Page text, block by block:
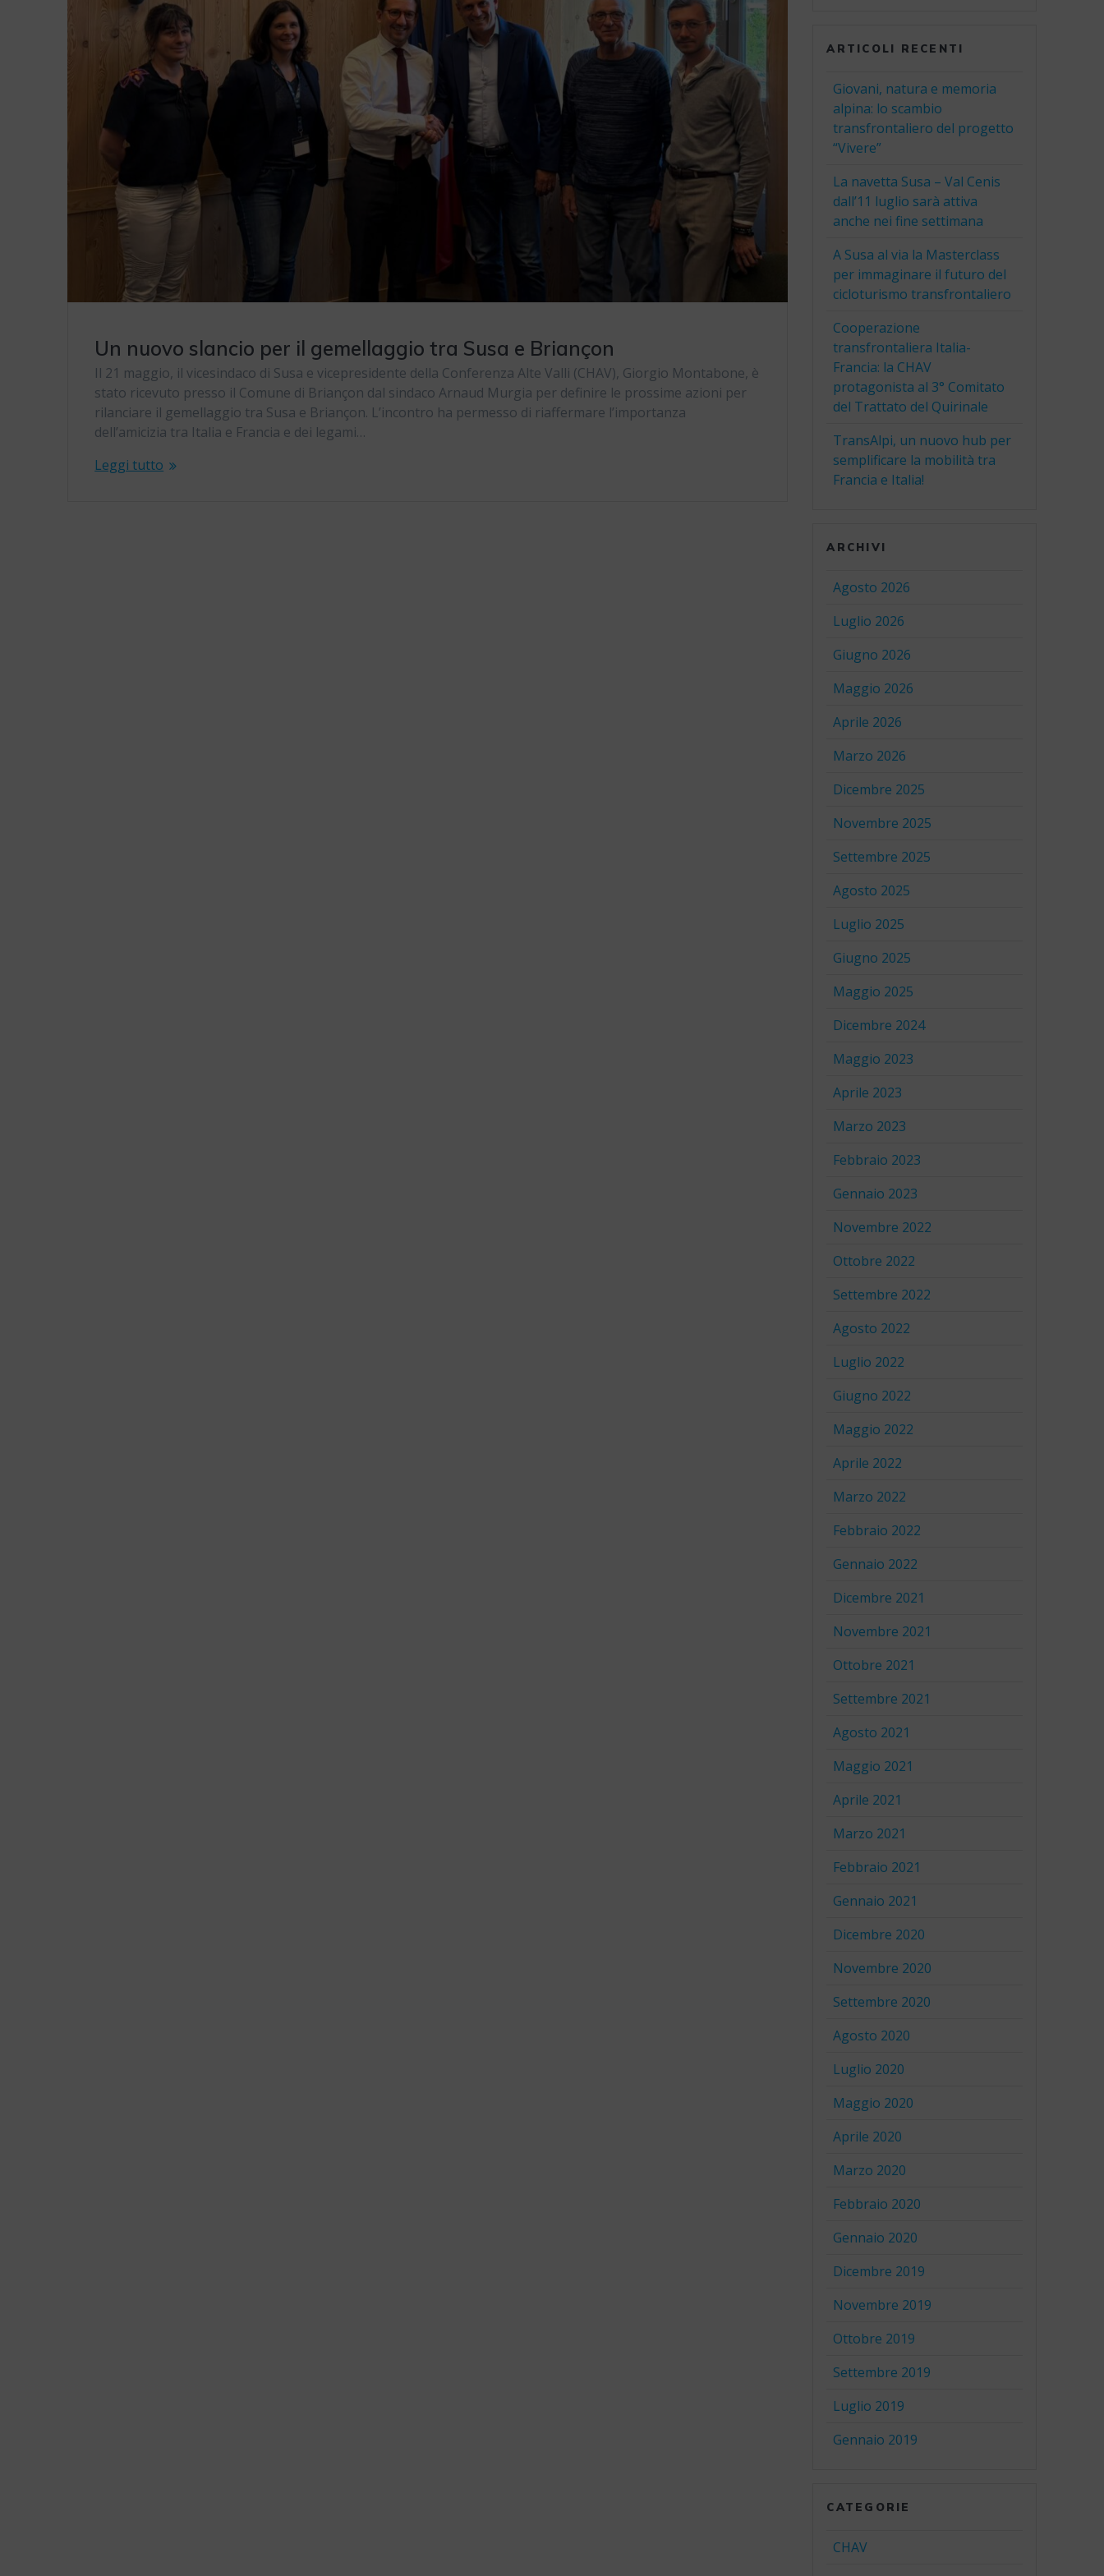
Un nuovo slancio per il gemellaggio tra Susa e Briançon
Il 21 maggio, il vicesindaco di Susa e vicepresidente della Conferenza Alte Valli (CHAV), Giorgio Montabone, è
stato ricevuto presso il Comune di Briançon dal sindaco Arnaud Murgia per definire le prossime azioni per
rilanciare il gemellaggio tra Susa e Briançon. L’incontro ha permesso di riaffermare l’importanza
dell’amicizia tra Italia e Francia e dei legami…
Leggi tutto
ARTICOLI RECENTI
Giovani, natura e memoria
alpina: lo scambio
transfrontaliero del progetto
“Vivere”
La navetta Susa – Val Cenis
dall’11 luglio sarà attiva
anche nei fine settimana
A Susa al via la Masterclass
per immaginare il futuro del
cicloturismo transfrontaliero
Cooperazione
transfrontaliera Italia-
Francia: la CHAV
protagonista al 3° Comitato
del Trattato del Quirinale
TransAlpi, un nuovo hub per
semplificare la mobilità tra
Francia e Italia!
ARCHIVI
Agosto 2026
Luglio 2026
Giugno 2026
Maggio 2026
Aprile 2026
Marzo 2026
Dicembre 2025
Novembre 2025
Settembre 2025
Agosto 2025
Luglio 2025
Giugno 2025
Maggio 2025
Dicembre 2024
Maggio 2023
Aprile 2023
Marzo 2023
Febbraio 2023
Gennaio 2023
Novembre 2022
Ottobre 2022
Settembre 2022
Agosto 2022
Luglio 2022
Giugno 2022
Maggio 2022
Aprile 2022
Marzo 2022
Febbraio 2022
Gennaio 2022
Dicembre 2021
Novembre 2021
Ottobre 2021
Settembre 2021
Agosto 2021
Maggio 2021
Aprile 2021
Marzo 2021
Febbraio 2021
Gennaio 2021
Dicembre 2020
Novembre 2020
Settembre 2020
Agosto 2020
Luglio 2020
Maggio 2020
Aprile 2020
Marzo 2020
Febbraio 2020
Gennaio 2020
Dicembre 2019
Novembre 2019
Ottobre 2019
Settembre 2019
Luglio 2019
Gennaio 2019
CATEGORIE
CHAV